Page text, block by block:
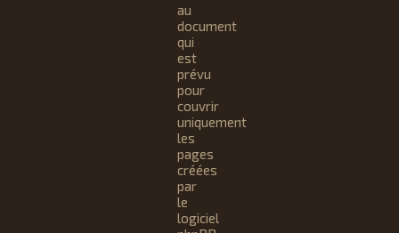
au
document
qui
est
prévu
pour
couvrir
uniquement
les
pages
créées
par
le
logiciel